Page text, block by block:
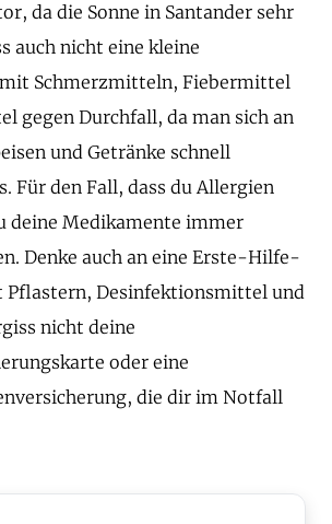
da die Sonne in Santander sehr
auch nicht eine kleine
mit Schmerzmitteln, Fiebermittel
gegen Durchfall, da man sich an
und Getränke schnell
Für den Fall, dass du Allergien
deine Medikamente immer
Denke auch an eine Erste-Hilfe-
Pflastern, Desinfektionsmittel und
nicht deine
oder eine
die dir im Notfall